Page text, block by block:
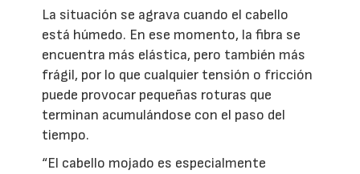
La situación se agrava cuando el cabello
está húmedo. En ese momento, la fibra se
encuentra más elástica, pero también más
frágil, por lo que cualquier tensión o fricción
puede provocar pequeñas roturas que
terminan acumulándose con el paso del
tiempo.
“El cabello mojado es especialmente